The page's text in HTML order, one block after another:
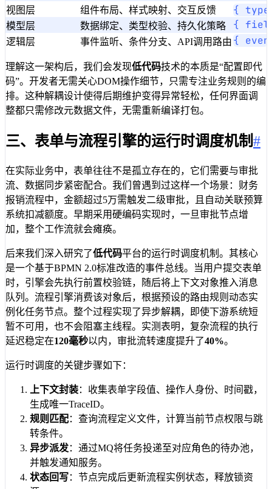
视图层
组件布局、样式映射、交互反馈 {
模型层 数据绑定、类型校验、持久化策略 {
逻辑层 事件监听、条件分支、API调用路由 {
理解这一架构后，我们会发现低代码技术的本质是“配置即代
码”。开发者无需关心DOM操作细节，只需专注业务规则的编
排。这种解耦设计使得后期维护变得异常轻松，任何界面调
整都只需修改元数据文件，无需重新编译打包。
三、表单与流程引擎的运行时调度机制#
在实际业务中，表单往往不是孤立存在的，它们需要与审批
流、数据同步紧密配合。我们曾遇到过这样一个场景：财务
报销流程中，金额超过5万需触发二级审批，且自动关联预算
系统扣减额度。早期采用硬编码实现时，一旦审批节点增
加，整个工作流就会瘫痪。
后来我们深入研究了低代码平台的运行时调度机制。其核心
是一个基于BPMN 2.0标准改造的事件总线。当用户提交表单
时，引擎会先执行前置校验链，随后将上下文对象推入消息
队列。流程引擎消费该对象后，根据预设的路由规则动态实
例化任务节点。整个过程实现了异步解耦，即使下游系统短
暂不可用，也不会阻塞主线程。实测表明，复杂流程的执行
延迟稳定在120毫秒以内，审批流转速度提升了40%。
运行时调度的关键步骤如下：
上下文封装：收集表单字段值、操作人身份、时间戳，
生成唯一TraceID。
规则匹配：查询流程定义文件，计算当前节点权限与跳
转条件。
异步派发：通过MQ将任务投递至对应角色的待办池，
并触发通知服务。
状态回写：节点完成后更新流程实例状态，释放锁资